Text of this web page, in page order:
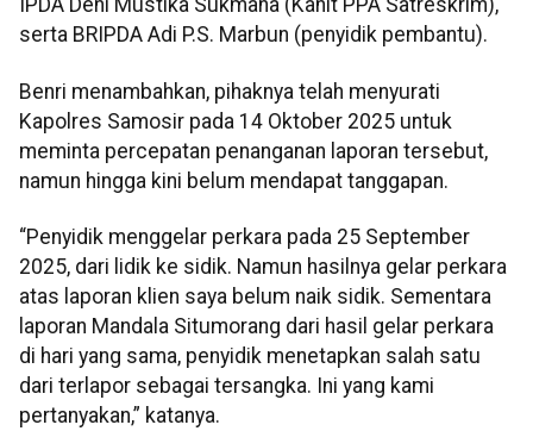
IPDA Deni Mustika Sukmana (Kanit PPA Satreskrim),
serta BRIPDA Adi P.S. Marbun (penyidik pembantu).
Benri menambahkan, pihaknya telah menyurati
Kapolres Samosir pada 14 Oktober 2025 untuk
meminta percepatan penanganan laporan tersebut,
namun hingga kini belum mendapat tanggapan.
“Penyidik menggelar perkara pada 25 September
2025, dari lidik ke sidik. Namun hasilnya gelar perkara
atas laporan klien saya belum naik sidik. Sementara
laporan Mandala Situmorang dari hasil gelar perkara
di hari yang sama, penyidik menetapkan salah satu
dari terlapor sebagai tersangka. Ini yang kami
pertanyakan,” katanya.